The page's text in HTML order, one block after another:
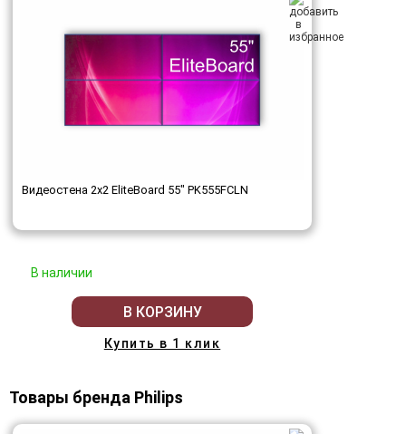
Видеостена 2x2 EliteBoard 55" PK555FCLN
В наличии
В КОРЗИНУ
Купить в 1 клик
Товары бренда Philips